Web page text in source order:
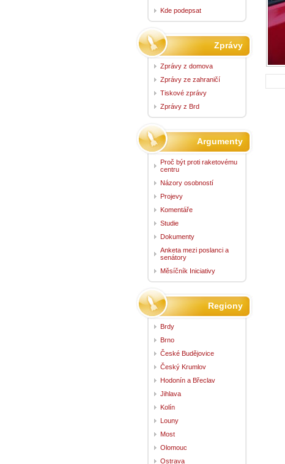
Kde podepsat
Zprávy
Zprávy z domova
Zprávy ze zahraničí
Tiskové zprávy
Zprávy z Brd
Argumenty
Proč být proti raketovému
centru
Názory osobností
Projevy
Komentáře
Studie
Dokumenty
Anketa mezi poslanci a
senátory
Měsíčník Iniciativy
Regiony
Brdy
Brno
České Budějovice
Český Krumlov
Hodonín a Břeclav
Jihlava
Kolín
Louny
Most
Olomouc
Ostrava